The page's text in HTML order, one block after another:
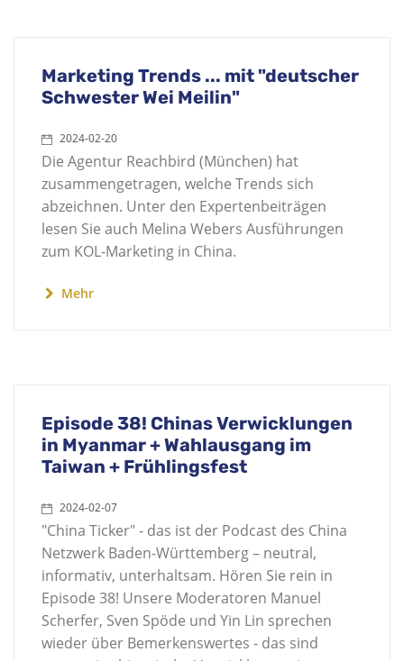
Marketing Trends ... mit "deutscher
Schwester Wei Meilin"
2024-02-20
Die Agentur Reachbird (München) hat
zusammengetragen, welche Trends sich
abzeichnen. Unter den Expertenbeiträgen
lesen Sie auch Melina Webers Ausführungen
zum KOL-Marketing in China.
Mehr
Episode 38! Chinas Verwicklungen
in Myanmar + Wahlausgang im
Taiwan + Frühlingsfest
2024-02-07
"China Ticker" - das ist der Podcast des China
Netzwerk Baden-Württemberg – neutral,
informativ, unterhaltsam. Hören Sie rein in
Episode 38! Unsere Moderatoren Manuel
Scherfer, Sven Spöde und Yin Lin sprechen
wieder über Bemerkenswertes - das sind